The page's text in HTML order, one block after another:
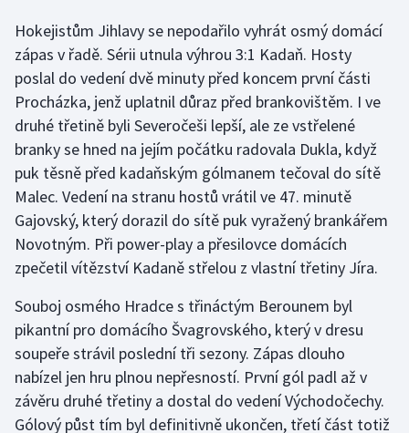
Short track
Sportovní střelba
Stolní tenis
Triatlon
Veslování
Vodní slalom
Ostatní
Hokejistům Jihlavy se nepodařilo vyhrát osmý domácí
zápas v řadě. Sérii utnula výhrou 3:1 Kadaň. Hosty
poslal do vedení dvě minuty před koncem první části
Procházka, jenž uplatnil důraz před brankovištěm. I ve
druhé třetině byli Severočeši lepší, ale ze vstřelené
branky se hned na jejím počátku radovala Dukla, když
puk těsně před kadaňským gólmanem tečoval do sítě
Malec. Vedení na stranu hostů vrátil ve 47. minutě
Gajovský, který dorazil do sítě puk vyražený brankářem
Novotným. Při power-play a přesilovce domácích
zpečetil vítězství Kadaně střelou z vlastní třetiny Jíra.
Souboj osmého Hradce s třináctým Berounem byl
pikantní pro domácího Švagrovského, který v dresu
soupeře strávil poslední tři sezony. Zápas dlouho
nabízel jen hru plnou nepřesností. První gól padl až v
závěru druhé třetiny a dostal do vedení Východočechy.
Gólový půst tím byl definitivně ukončen, třetí část totiž